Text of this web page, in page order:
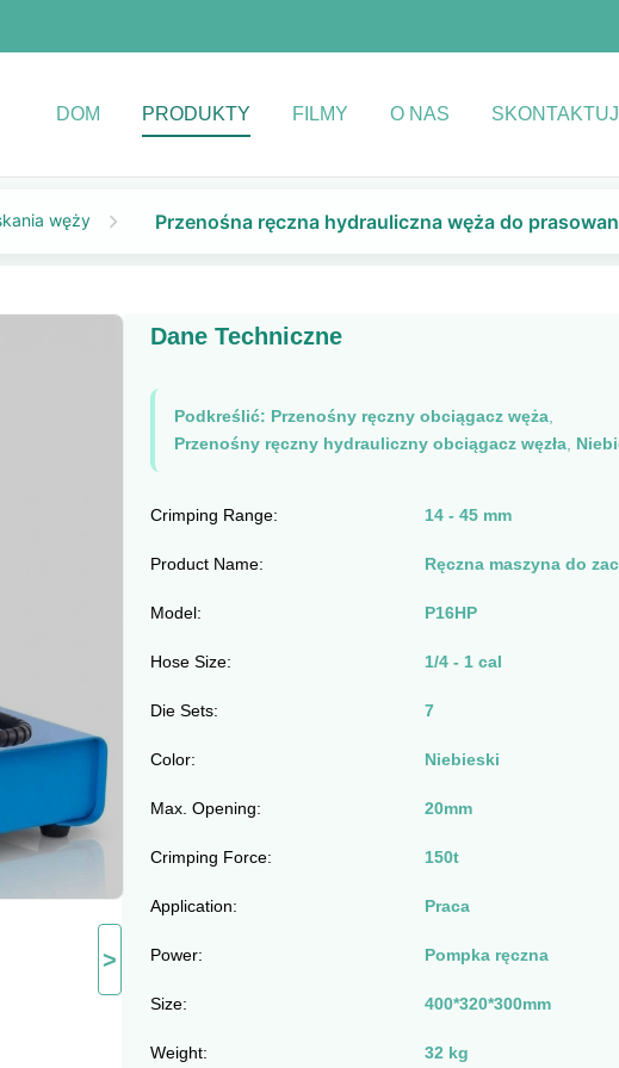
DOM PRODUKTY FILMY O NAS
węży Przenośna ręczna hydrauliczna węża do
>
Dane Techniczne
Podkreślić: Przenośny ręczny obciągacz węża,
Przenośny ręczny hydrauliczny obciągacz węzła,
Crimping Range: 14 - 45 mm
Product Name: Ręczna maszyna do
Model: P16HP
Hose Size: 1/4 - 1 cal
Die Sets: 7
Color: Niebieski
Max. Opening: 20mm
Crimping Force: 150t
Application: Praca
Power: Pompka ręczna
Size: 400*320*300mm
Weight: 32 kg